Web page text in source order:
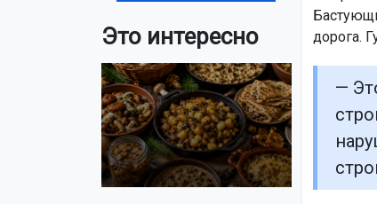
Это интересно
дорога.
—